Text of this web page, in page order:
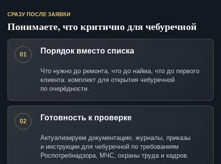
СРАЗУ ПОСЛЕ ЗАЯВКИ
Понимаете, что критично для чебуречной
01 Порядок вместо списка
Что нужно до ремонта, что до найма, что до первого
клиента: комплект для открытия чебуречной
по очерёдности.
02 Готовность к проверке
Актуализируем документацию, журналы, приказы
и инструкции для чебуречной по требованиям
Роспотребнадзора, МЧС, охраны труда и кадров.